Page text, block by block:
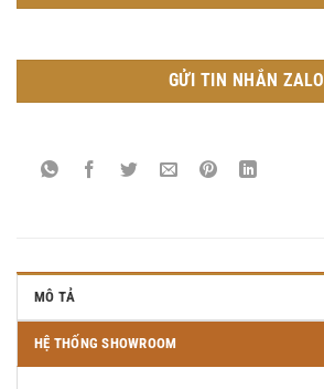
GỬI TIN NHẮN ZALO
MÔ TẢ
HỆ THỐNG SHOWROOM